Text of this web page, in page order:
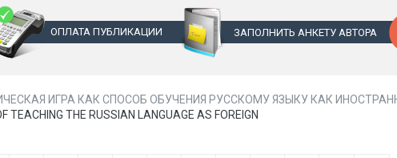
ОПЛАТА ПУБЛИКАЦИИ ЗАПОЛНИТЬ АНКЕТУ АВТОРА
ИГРА КАК СПОСОБ ОБУЧЕНИЯ РУССКОМУ ЯЗЫКУ КАК
THE RUSSIAN LANGUAGE AS FOREIGN